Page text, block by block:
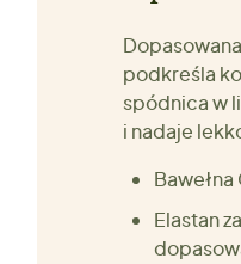
podkreśla
spódnica w
i nadaje
Elastan